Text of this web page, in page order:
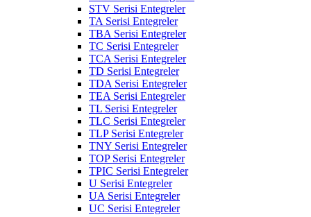
STV Serisi Entegreler
TA Serisi Entegreler
TBA Serisi Entegreler
TC Serisi Entegreler
TCA Serisi Entegreler
TD Serisi Entegreler
TDA Serisi Entegreler
TEA Serisi Entegreler
TL Serisi Entegreler
TLC Serisi Entegreler
TLP Serisi Entegreler
TNY Serisi Entegreler
TOP Serisi Entegreler
TPIC Serisi Entegreler
U Serisi Entegreler
UA Serisi Entegreler
UC Serisi Entegreler